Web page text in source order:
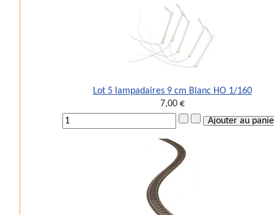
Lot 5 lampadaires 9 cm Blanc HO 1/160
7,00 €